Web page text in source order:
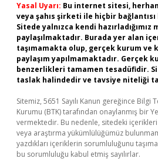
Yasal Uyarı: Bu internet sitesi,
veya şahıs şirketi ile hiçbir
Sitede yalnızca kendi hazırladığımız
paylaşılmaktadır. Burada yer alan
taşımamakta olup, gerçek kurum ve
paylaşım yapılmamaktadır. Gerçek
benzerlikleri tamamen tesadüfidir.
taslak halindedir ve tavsiye niteliği
Sitemiz, 5651 Sayılı Kanun gereğince Bilgi
Kurumu (BTK) tarafından onaylanmış bir
vermektedir. Bu nedenle, sitedeki
veya araştırma yükümlülüğümüz
yazdıkları içeriklerin sorumluluğunu
bu sorumluluğu kabul etmiş sayılırlar.